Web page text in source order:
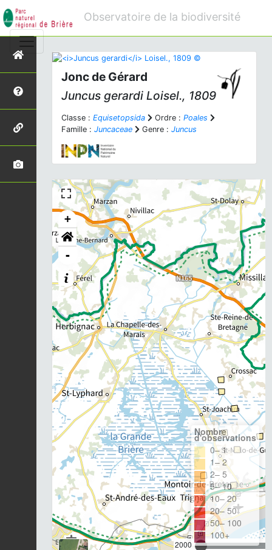
Observatoire de la biodiversité
Jonc de Gérard
Juncus gerardi Loisel., 1809
Classe : Equisetopsida Ordre : Poales
Famille : Juncaceae Genre : Juncus
+
-
2000
Nombre
d'observations
0– 1
1– 2
2– 5
5– 10
10– 20
20– 50
50– 100
100+